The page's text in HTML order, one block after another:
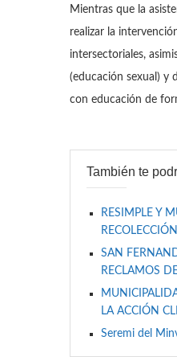
Mientras que la
realizar la
intersectoriales,
(educación sexual) y
con educación de
También te
RESIMPLE Y
SAN
RECLAMOS
LA ACCIÓN
Seremi del